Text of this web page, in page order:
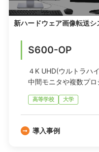
新ハードウェア画像転送シ
S600-OP
４K UHD(ウルトラハ
中間モニタや複数プロ
高等学校 大学
導入事例